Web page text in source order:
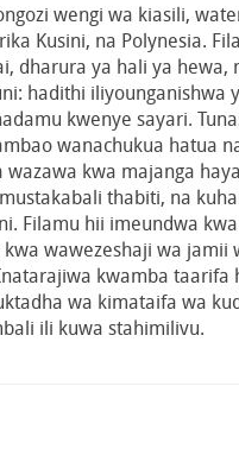
wengi wa kiasili,
Kusini, na Polynesia.
dharura ya hali ya hewa,
hadithi iliyounganishwa
kwenye sayari.
wanachukua hatua
kwa majanga
thabiti, na
Filamu hii imeundwa
wawezeshaji wa jamii
kwamba taarifa
wa kimataifa wa
ili kuwa stahimilivu.